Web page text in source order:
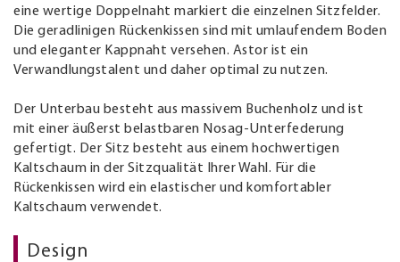
eine wertige Doppelnaht markiert die einzelnen Sitzfelder.
Die geradlinigen Rückenkissen sind mit umlaufendem Boden
und eleganter Kappnaht versehen. Astor ist ein
Verwandlungstalent und daher optimal zu nutzen.
Der Unterbau besteht aus massivem Buchenholz und ist
mit einer äußerst belastbaren Nosag-Unterfederung
gefertigt. Der Sitz besteht aus einem hochwertigen
Kaltschaum in der Sitzqualität Ihrer Wahl. Für die
Rückenkissen wird ein elastischer und komfortabler
Kaltschaum verwendet.
Design